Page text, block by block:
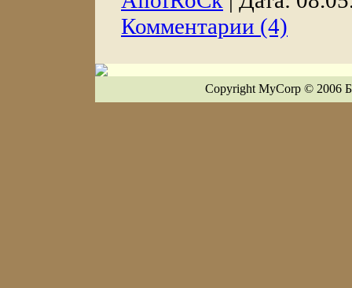
Комментарии (4)
Copyright MyCorp © 2006